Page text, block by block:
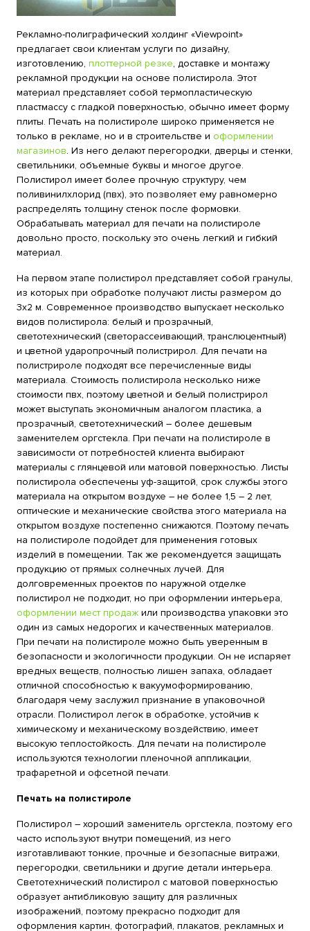
Рекламно-полиграфический холдинг «Viewpoint»
предлагает свои клиентам услуги по дизайну,
изготовлению, плоттерной резке, доставке и монтажу
рекламной продукции на основе полистирола. Этот
материал представляет собой термопластическую
пластмассу с гладкой поверхностью, обычно имеет форму
плиты. Печать на полистироле широко применяется не
только в рекламе, но и в строительстве и оформлении
магазинов. Из него делают перегородки, дверцы и стенки,
светильники, объемные буквы и многое другое.
Полистирол имеет более прочную структуру, чем
поливинилхлорид (пвх), это позволяет ему равномерно
распределять толщину стенок после формовки.
Обрабатывать материал для печати на полистироле
довольно просто, поскольку это очень легкий и гибкий
материал.
На первом этапе полистирол представляет собой гранулы,
из которых при обработке получают листы размером до
3x2 м. Современное производство выпускает несколько
видов полистирола: белый и прозрачный,
светотехнический (светорассеивающий, транслюцентный)
и цветной ударопрочный полистрирол. Для печати на
полистрироле подходят все перечисленные виды
материала. Стоимость полистирола несколько ниже
стоимости пвх, поэтому цветной и белый полистрирол
может выступать экономичным аналогом пластика, а
прозрачный, светотехнический – более дешевым
заменителем оргстекла. При печати на полистироле в
зависимости от потребностей клиента выбирают
материалы с глянцевой или матовой поверхностью. Листы
полистирола обеспечены уф-защитой, срок службы этого
материала на открытом воздухе – не более 1,5 – 2 лет,
оптические и механические свойства этого материала на
открытом воздухе постепенно снижаются. Поэтому печать
на полистироле подойдет для применения готовых
изделий в помещении. Так же рекомендуется защищать
продукцию от прямых солнечных лучей. Для
долговременных проектов по наружной отделке
полистирол не подходит, но при оформлении интерьера,
оформлении мест продаж или производства упаковки это
один из самых недорогих и качественных материалов.
При печати на полистироле можно быть уверенным в
безопасности и экологичности продукции. Он не испаряет
вредных веществ, полностью лишен запаха, обладает
отличной способностью к вакуумоформированию,
благодаря чему заслужил признание в упаковочной
отрасли. Полистирол легок в обработке, устойчив к
химическому и механическому воздействию, имеет
высокую теплостойкость. Для печати на полистироле
используются технологии пленочной аппликации,
трафаретной и офсетной печати.
Печать на полистироле
Полистирол – хороший заменитель оргстекла, поэтому его
часто используют внутри помещений, из него
изготавливают тонкие, прочные и безопасные витражи,
перегородки, светильники и другие детали интерьера.
Светотехнический полистирол с матовой поверхностью
образует антибликовую защиту для различных
изображений, поэтому прекрасно подходит для
оформления картин, фотографий, плакатов, рекламных и